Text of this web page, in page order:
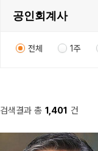
전체 1주
검색결과 총 1,401 건